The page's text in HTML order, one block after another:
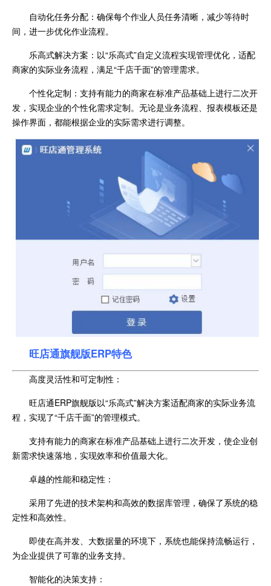
自动化任务分配：确保每个作业人员任务清晰，减少等待时
间，进一步优化作业流程。
乐高式解决方案：以“乐高式”自定义流程实现管理优化，适配
商家的实际业务流程，满足“千店千面”的管理需求。
个性化定制：支持有能力的商家在标准产品基础上进行二次开
发，实现企业的个性化需求定制。无论是业务流程、报表模板还是
操作界面，都能根据企业的实际需求进行调整。
旺店通旗舰版ERP特色
高度灵活性和可定制性：
旺店通ERP旗舰版以“乐高式”解决方案适配商家的实际业务流
程，实现了“千店千面”的管理模式。
支持有能力的商家在标准产品基础上进行二次开发，使企业创
新需求快速落地，实现效率和价值最大化。
卓越的性能和稳定性：
采用了先进的技术架构和高效的数据库管理，确保了系统的稳
定性和高效性。
即使在高并发、大数据量的环境下，系统也能保持流畅运行，
为企业提供了可靠的业务支持。
智能化的决策支持：